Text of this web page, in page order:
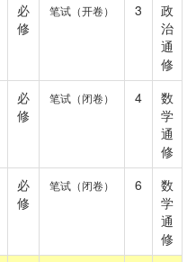
必
修
笔试（开卷） 3
政
治
通
修
必
修
笔试（闭卷） 4
数
学
通
修
必
修
笔试（闭卷） 6
数
学
通
修